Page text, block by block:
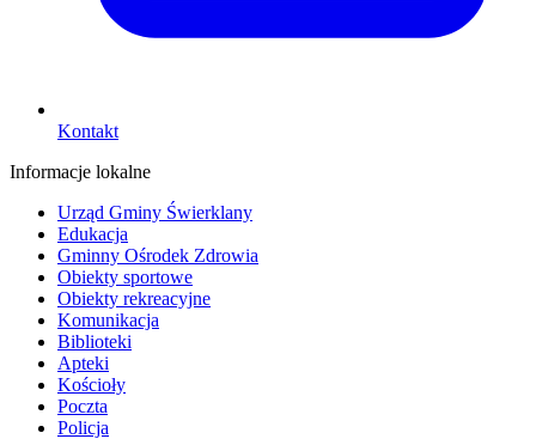
Kontakt
Informacje lokalne
Urząd Gminy Świerklany
Edukacja
Gminny Ośrodek Zdrowia
Obiekty sportowe
Obiekty rekreacyjne
Komunikacja
Biblioteki
Apteki
Kościoły
Poczta
Policja